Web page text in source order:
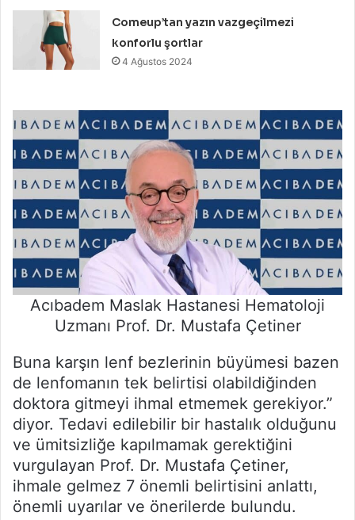
Comeup’tan yazın vazgeçilmezi
konforlu şortlar
4 Ağustos 2024
Acıbadem Maslak Hastanesi Hematoloji
Uzmanı Prof. Dr. Mustafa Çetiner
Buna karşın lenf bezlerinin büyümesi bazen
de lenfomanın tek belirtisi olabildiğinden
doktora gitmeyi ihmal etmemek gerekiyor.”
diyor. Tedavi edilebilir bir hastalık olduğunu
ve ümitsizliğe kapılmamak gerektiğini
vurgulayan Prof. Dr. Mustafa Çetiner,
ihmale gelmez 7 önemli belirtisini anlattı,
önemli uyarılar ve önerilerde bulundu.